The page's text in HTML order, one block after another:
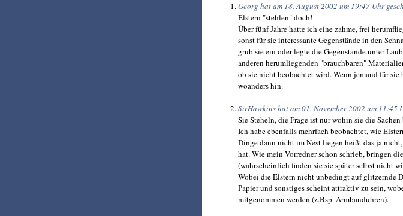
Georg hat am 18. August 2002 um 19:47 Uhr
Elstern "stehlen" doch!
Über fünf Jahre hatte ich eine zahme, frei
sonst für sie interessante Gegenstände in den
grub sie ein oder legte die Gegenstände unter
anderen herumliegenden "brauchbaren"
ob sie nicht beobachtet wird. Wenn jemand für sie
woanders hin.
SirHawkins hat am 01. November 2002 um 11:45
Sie Steheln, die Frage ist nur wohin sie die
Ich habe ebenfalls mehrfach beobachtet, wie
Dinge dann nicht im Nest liegen heißt das ja
hat. Wie mein Vorredner schon schrieb, bringen
(wahrscheinlich finden sie sie später selbst nicht
Wobei die Elstern nicht unbedingt auf glitzernde
Papier und sonstiges scheint attraktiv zu sein,
mitgenommen werden (z.Bsp. Armbanduhren).